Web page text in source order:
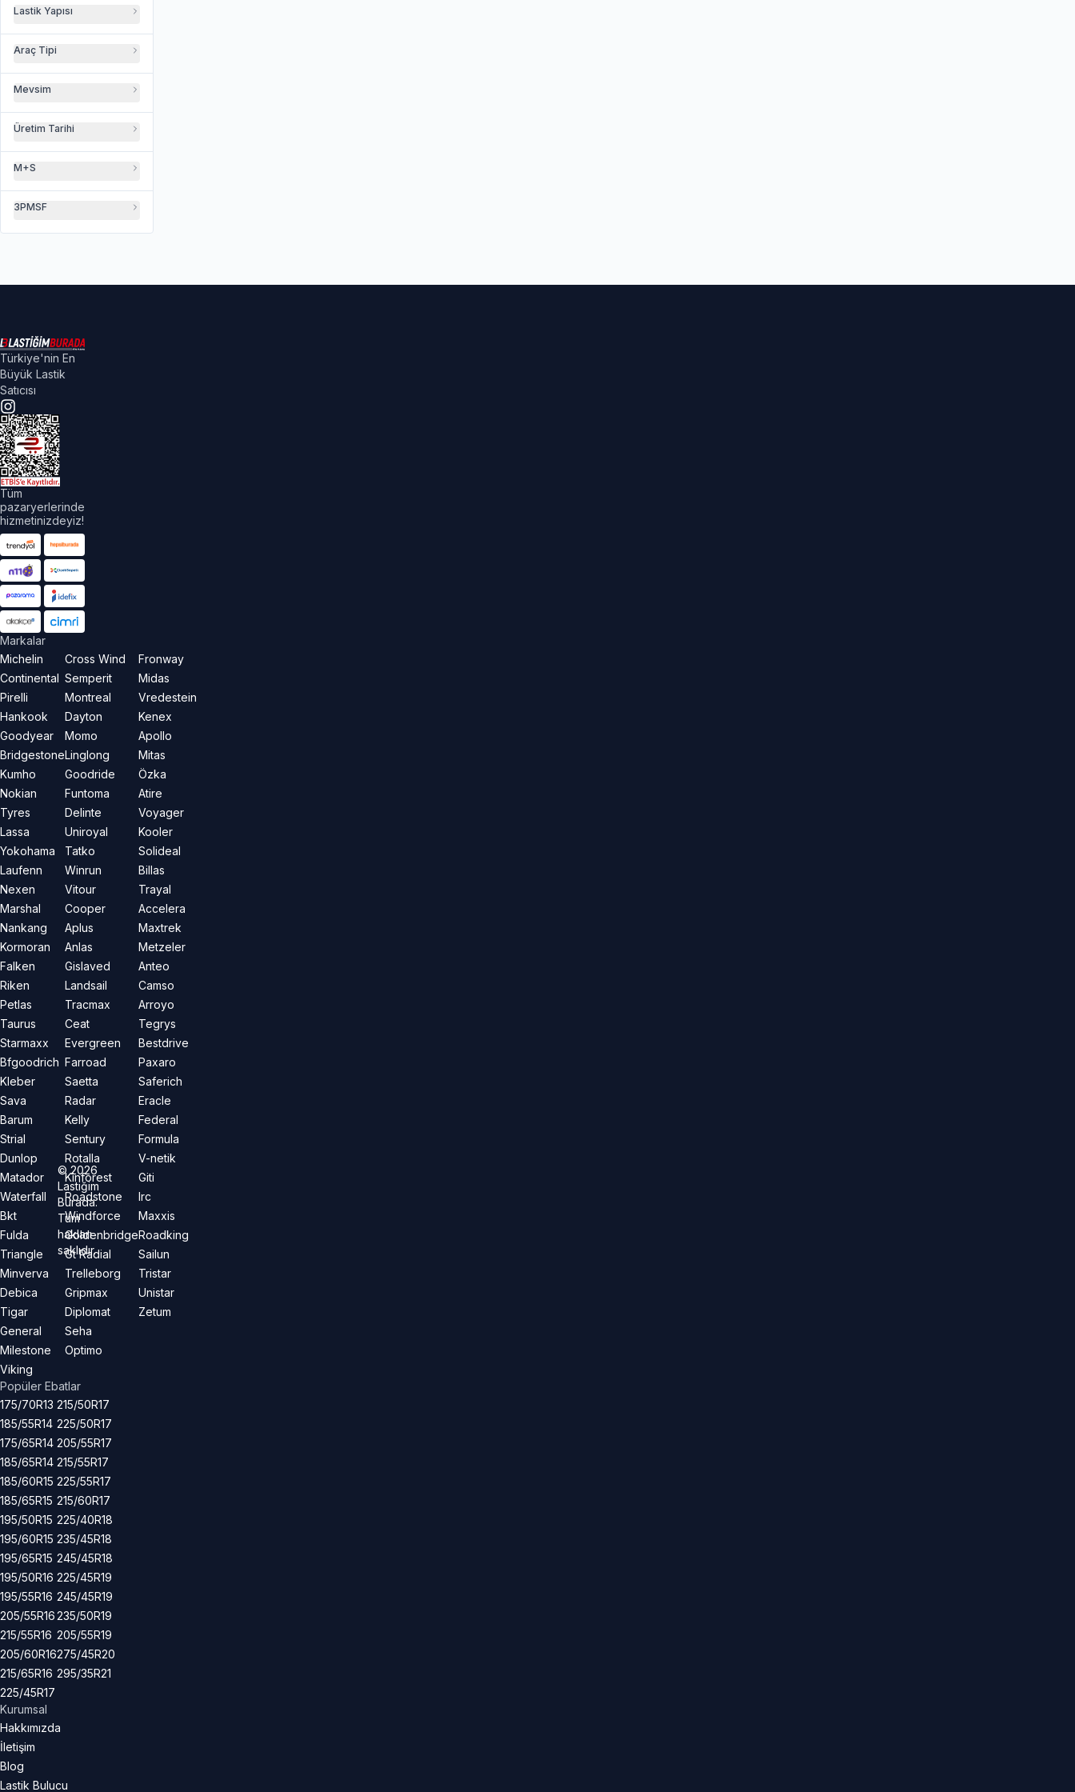
Lastik Yapısı
Araç Tipi
Mevsim
Üretim Tarihi
M+S
3PMSF
Türkiye'nin En
Büyük Lastik
Satıcısı
Tüm
pazaryerlerinde
hizmetinizdeyiz!
Markalar
Michelin
Continental
Pirelli
Hankook
Goodyear
Bridgestone
Kumho
Nokian
Tyres
Lassa
Yokohama
Laufenn
Nexen
Marshal
Nankang
Kormoran
Falken
Riken
Petlas
Taurus
Starmaxx
Bfgoodrich
Kleber
Sava
Barum
Strial
Dunlop
Matador
Waterfall
Bkt
Fulda
Triangle
Minverva
Debica
Tigar
General
Milestone
Viking
Cross Wind
Semperit
Montreal
Dayton
Momo
Linglong
Goodride
Funtoma
Delinte
Uniroyal
Tatko
Winrun
Vitour
Cooper
Aplus
Anlas
Gislaved
Landsail
Tracmax
Ceat
Evergreen
Farroad
Saetta
Radar
Kelly
Sentury
Rotalla
Kinforest
Roadstone
Windforce
Goldenbridge
Gt Radial
Trelleborg
Gripmax
Diplomat
Seha
Optimo
Fronway
Midas
Vredestein
Kenex
Apollo
Mitas
Özka
Atire
Voyager
Kooler
Solideal
Billas
Trayal
Accelera
Maxtrek
Metzeler
Anteo
Camso
Arroyo
Tegrys
Bestdrive
Paxaro
Saferich
Eracle
Federal
Formula
V-netik
Giti
Irc
Maxxis
Roadking
Sailun
Tristar
Unistar
Zetum
Popüler Ebatlar
175/70R13
185/55R14
175/65R14
185/65R14
185/60R15
185/65R15
195/50R15
195/60R15
195/65R15
195/50R16
195/55R16
205/55R16
215/55R16
205/60R16
215/65R16
225/45R17
215/50R17
225/50R17
205/55R17
215/55R17
225/55R17
215/60R17
225/40R18
235/45R18
245/45R18
225/45R19
245/45R19
235/50R19
205/55R19
275/45R20
295/35R21
Kurumsal
Hakkımızda
İletişim
Blog
Lastik Bulucu
©2026
Lastiğim
Burada.
Tüm
hakları
saklıdır.